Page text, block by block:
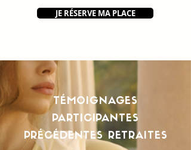
JE RÉSERVE MA PLACE
TÉMOIGNAGES
PARTICIPANTES
PRÉCÉDENTES RETRAITES